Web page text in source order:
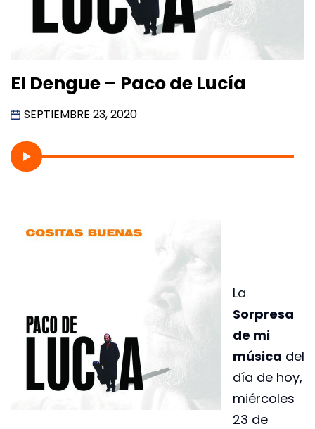
El Dengue – Paco de Lucía
SEPTIEMBRE 23, 2020
La
Sorpresa
de mi
música del
día de hoy,
miércoles
23 de